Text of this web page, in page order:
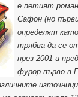
е петият
Сафон (но
определят
трябва да се
през 2001 и
фурор първо в